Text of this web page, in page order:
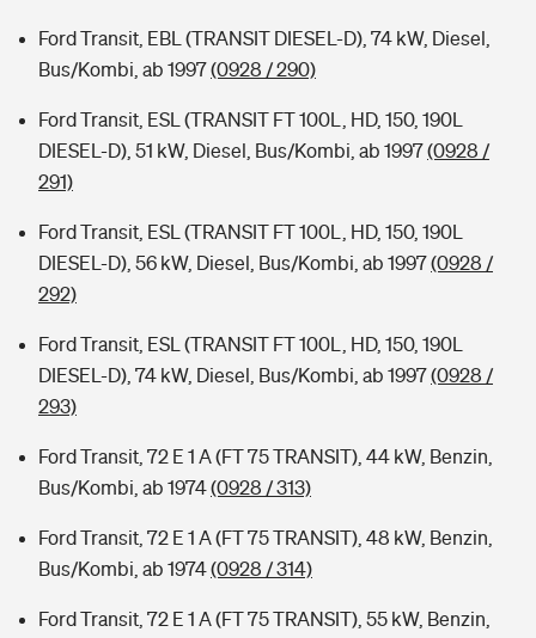
Kinderunfall-Check: Mehr Sicherheit für deine Kids
Sie haben Fragen?
Ford Transit, EBL (TRANSIT DIESEL-D), 74 kW, Diesel,
Bus/Kombi, ab 1997(0928 / 290)
Ford Transit, ESL (TRANSIT FT 100L, HD, 150, 190L
DIESEL-D), 51 kW, Diesel, Bus/Kombi, ab 1997(0928 /
291)
Ford Transit, ESL (TRANSIT FT 100L, HD, 150, 190L
DIESEL-D), 56 kW, Diesel, Bus/Kombi, ab 1997(0928 /
292)
Ford Transit, ESL (TRANSIT FT 100L, HD, 150, 190L
DIESEL-D), 74 kW, Diesel, Bus/Kombi, ab 1997(0928 /
293)
Ford Transit, 72 E 1 A (FT 75 TRANSIT), 44 kW, Benzin,
Bus/Kombi, ab 1974(0928 / 313)
Ford Transit, 72 E 1 A (FT 75 TRANSIT), 48 kW, Benzin,
Bus/Kombi, ab 1974(0928 / 314)
Ford Transit, 72 E 1 A (FT 75 TRANSIT), 55 kW, Benzin,